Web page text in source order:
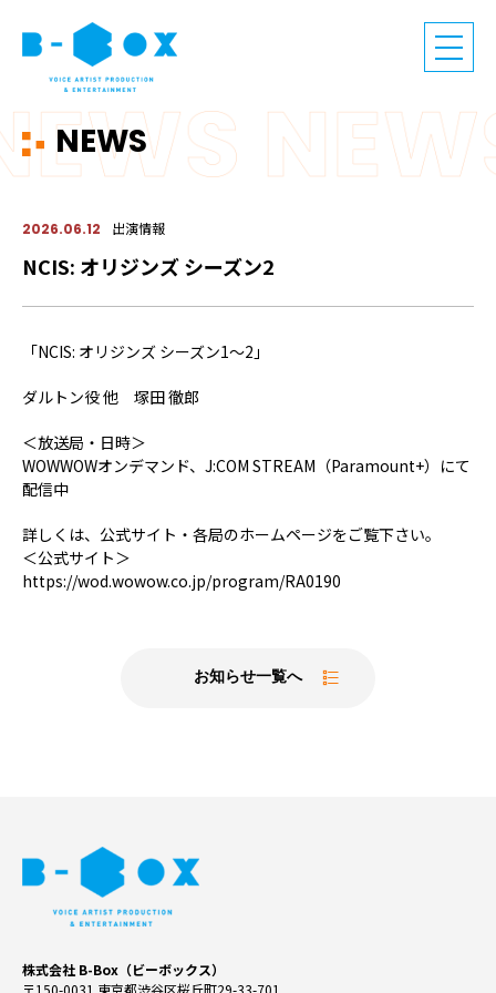
NEWS
2026.06.12 出演情報
NCIS: オリジンズ シーズン2
「NCIS: オリジンズ シーズン1～2」
ダルトン役 他 塚田 徹郎
＜放送局・日時＞
WOWWOWオンデマンド、J:COM STREAM（Paramount+）にて
配信中
詳しくは、公式サイト・各局のホームページをご覧下さい。
＜公式サイト＞
https://wod.wowow.co.jp/program/RA0190
お知らせ一覧へ
株式会社 B-Box（ビーボックス）
〒150-0031 東京都渋谷区桜丘町29-33-701